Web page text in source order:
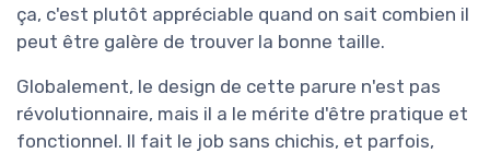
ça, c'est plutôt appréciable quand on sait combien il
peut être galère de trouver la bonne taille.
Globalement, le design de cette parure n'est pas
révolutionnaire, mais il a le mérite d'être pratique et
fonctionnel. Il fait le job sans chichis, et parfois,